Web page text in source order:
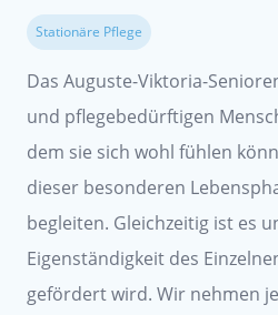
Stationäre Pflege
Das Auguste-Viktoria-
und pflegebedürftigen
dem sie sich wohl fühlen
dieser besonderen
begleiten. Gleichzeitig ist es
Eigenständigkeit des
gefördert wird. Wir nehmen